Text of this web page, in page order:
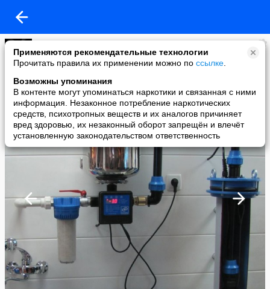
Применяются рекомендательные технологии
Прочитать правила их применении можно по ссылке
Возможны упоминания
В контенте могут упоминаться наркотики и связанная с ними
информация. Незаконное потребление наркотических
средств, психотропных веществ и их аналогов причиняет
вред здоровью, их незаконный оборот запрещён и влечёт
установленную законодательством ответственность
Вода-народу
added a photo
06 Mar в 22:18